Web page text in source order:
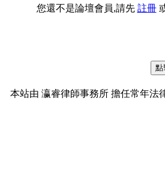
您還不是論壇會員,請先 註冊
本站由 瀛睿律師事務所 擔任常年法